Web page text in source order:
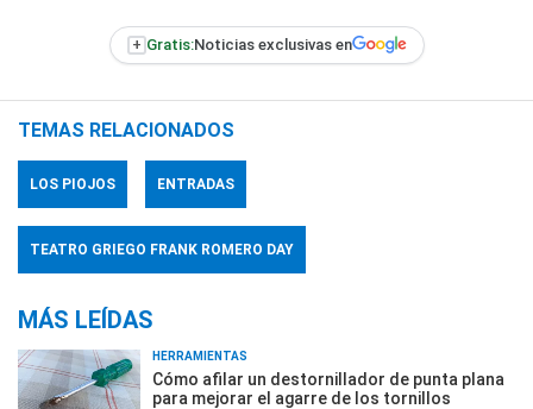
+ Gratis:Noticias exclusivas en
TEMAS RELACIONADOS
LOS PIOJOS ENTRADAS
TEATRO GRIEGO FRANK ROMERO DAY
MÁS LEÍDAS
HERRAMIENTAS
Cómo afilar un destornillador de punta plana
para mejorar el agarre de los tornillos